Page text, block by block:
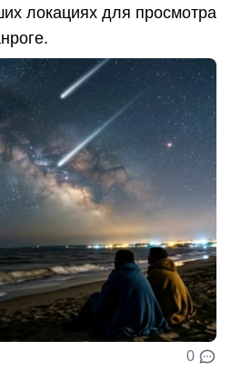
локациях для просмотра
0